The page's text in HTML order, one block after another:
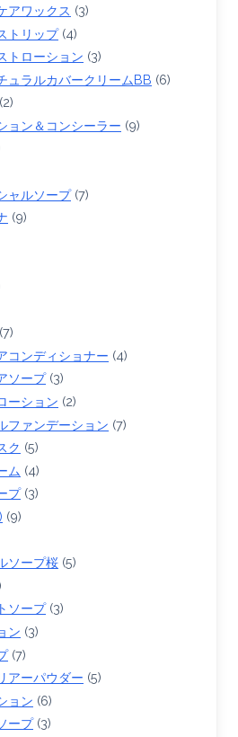
アワックス (3)
トリップ(4)
トローション (3)
ュラルカバークリームBB (6)
(2)
ョン＆コンシーラー (9)
ャルソープ(7)
(9)
(7)
コンディショナー (4)
ソープ(3)
ーション (2)
ファンデーション (7)
ク (5)
ム (4)
プ(3)
(9)
ソープ桜 (5)
ソープ(3)
ン (3)
(7)
アーパウダー (5)
ョン (6)
ープ(3)